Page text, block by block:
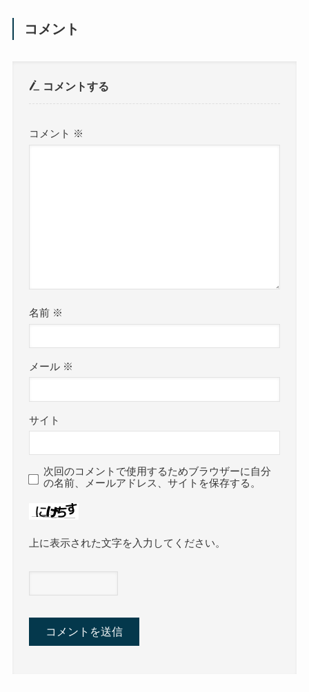
コメント
コメントする
コメント ※
名前 ※
メール ※
サイト
次回のコメントで使用するためブラウザーに自分
の名前、メールアドレス、サイトを保存する。
上に表示された文字を入力してください。